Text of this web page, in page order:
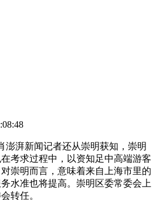
澎湃新闻记者还从崇明获知，崇明
考求过程中，以资知足中高端游客
崇明而言，意味着来自上海市里的
水准也将提高。崇明区委常委会上
转任。